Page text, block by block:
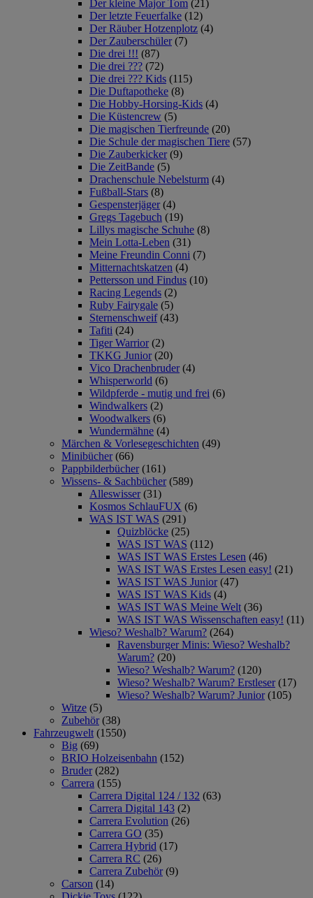
Der kleine Major Tom (21)
Der letzte Feuerfalke (12)
Der Räuber Hotzenplotz (4)
Der Zauberschüler (7)
Die drei !!! (87)
Die drei ??? (72)
Die drei ??? Kids (115)
Die Duftapotheke (8)
Die Hobby-Horsing-Kids (4)
Die Küstencrew (5)
Die magischen Tierfreunde (20)
Die Schule der magischen Tiere (57)
Die Zauberkicker (9)
Die ZeitBande (5)
Drachenschule Nebelsturm (4)
Fußball-Stars (8)
Gespensterjäger (4)
Gregs Tagebuch (19)
Lillys magische Schuhe (8)
Mein Lotta-Leben (31)
Meine Freundin Conni (7)
Mitternachtskatzen (4)
Pettersson und Findus (10)
Racing Legends (2)
Ruby Fairygale (5)
Sternenschweif (43)
Tafiti (24)
Tiger Warrior (2)
TKKG Junior (20)
Vico Drachenbruder (4)
Whisperworld (6)
Wildpferde - mutig und frei (6)
Windwalkers (2)
Woodwalkers (6)
Wundermähne (4)
Märchen & Vorlesegeschichten (49)
Minibücher (66)
Pappbilderbücher (161)
Wissens- & Sachbücher (589)
Alleswisser (31)
Kosmos SchlauFUX (6)
WAS IST WAS (291)
Quizblöcke (25)
WAS IST WAS (112)
WAS IST WAS Erstes Lesen (46)
WAS IST WAS Erstes Lesen easy! (21)
WAS IST WAS Junior (47)
WAS IST WAS Kids (4)
WAS IST WAS Meine Welt (36)
WAS IST WAS Wissenschaften easy! (11)
Wieso? Weshalb? Warum? (264)
Ravensburger Minis: Wieso? Weshalb?
Warum? (20)
Wieso? Weshalb? Warum? (120)
Wieso? Weshalb? Warum? Erstleser (17)
Wieso? Weshalb? Warum? Junior (105)
Witze (5)
Zubehör (38)
Fahrzeugwelt (1550)
Big (69)
BRIO Holzeisenbahn (152)
Bruder (282)
Carrera (155)
Carrera Digital 124 / 132 (63)
Carrera Digital 143 (2)
Carrera Evolution (26)
Carrera GO (35)
Carrera Hybrid (17)
Carrera RC (26)
Carrera Zubehör (9)
Carson (14)